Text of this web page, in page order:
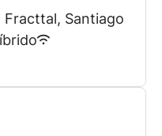
Fracttal, Santiago